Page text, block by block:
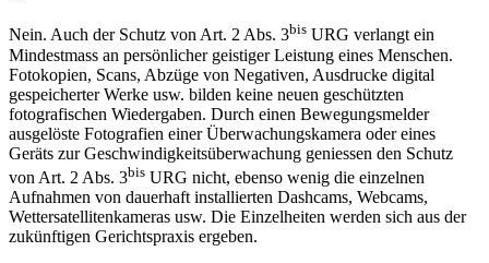
Nein. Auch der Schutz von Art. 2 Abs. 3bis URG verlangt ein
Mindestmass an persönlicher geistiger Leistung eines Menschen.
Fotokopien, Scans, Abzüge von Negativen, Ausdrucke digital
gespeicherter Werke usw. bilden keine neuen geschützten
fotografischen Wiedergaben. Durch einen Bewegungsmelder
ausgelöste Fotografien einer Überwachungskamera oder eines
Geräts zur Geschwindigkeitsüberwachung geniessen den Schutz
von Art. 2 Abs. 3bis URG nicht, ebenso wenig die einzelnen
Aufnahmen von dauerhaft installierten Dashcams, Webcams,
Wettersatellitenkameras usw. Die Einzelheiten werden sich aus der
zukünftigen Gerichtspraxis ergeben.